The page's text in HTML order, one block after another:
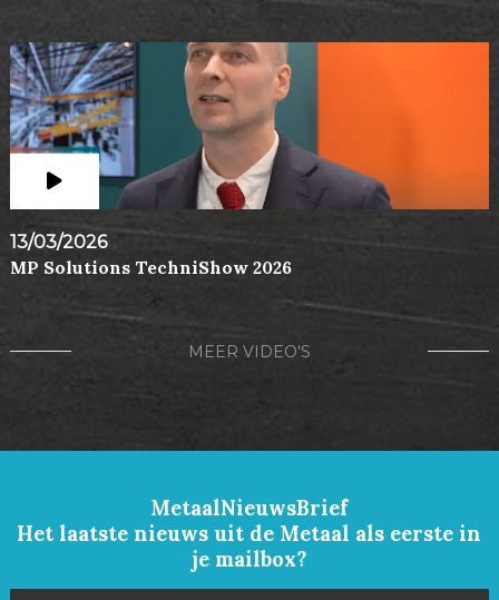
13/03/2026
MP Solutions TechniShow 2026
MEER VIDEO'S
MetaalNieuwsBrief
Het laatste nieuws uit de Metaal als eerste in
je mailbox?